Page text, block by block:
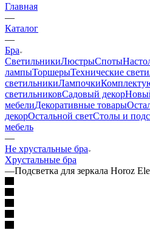
Главная
—
Каталог
—
Бра
СветильникиЛюстрыСпоты
лампыТоршерыТехнические
светильникиЛампочки
светильниковСадовый декор
мебелиДекоративные товары
декорОстальной светСтолы и
мебель
—
Не хрустальные бра
Хрустальные бра
—Подсветка для зеркала Horoz